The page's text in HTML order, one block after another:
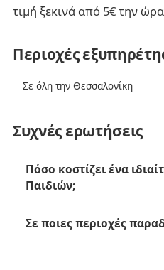
τιμή ξεκινά από 5€ την
Περιοχές
Σε όλη την Θεσσαλονίκη
Συχνές ερωτήσεις
Πόσο κοστίζει ένα
Παιδιών;
Σε ποιες περιοχές